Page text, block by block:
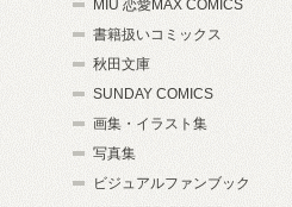
MIU 恋愛MAX COMICS
書籍扱いコミックス
秋田文庫
SUNDAY COMICS
画集・イラスト集
写真集
ビジュアルファンブック